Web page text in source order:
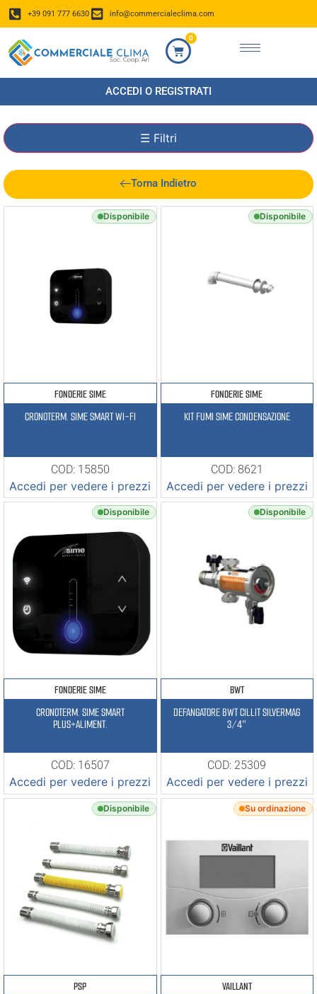
+39 091 777 6630 info@commercialeclima.com
0
ACCEDI O REGISTRATI
Torna Indietro
☰ Filtri
Disponibile
FONDERIE SIME
CRONOTERM. SIME SMART WI-FI
COD: 15850
Accedi per vedere i prezzi
Disponibile
FONDERIE SIME
KIT FUMI SIME CONDENSAZIONE
COD: 8621
Accedi per vedere i prezzi
Disponibile
FONDERIE SIME
CRONOTERM. SIME SMART
PLUS+ALIMENT.
COD: 16507
Accedi per vedere i prezzi
Disponibile
BWT
DEFANGATORE BWT CILLIT SILVERMAG
3/4″
COD: 25309
Accedi per vedere i prezzi
Disponibile
PSP
Su ordinazione
VAILLANT